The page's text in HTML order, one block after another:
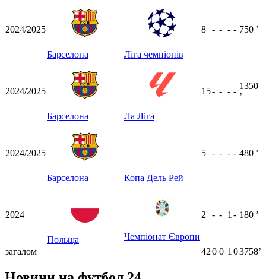
2024/2025
Барселона Ліга чемпіонів
8 - - - - 750 ʼ
2024/2025
Барселона Ла Ліга
15- - - -
1350
ʼ
2024/2025
Барселона Копа Дель Рей
5 - - - - 480 ʼ
2024
Польща Чемпіонат Європи
2 - - 1 - 180 ʼ
загалом 420 0 1 03758ʼ